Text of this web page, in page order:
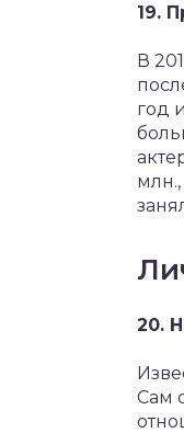
19.
В
год
20.
Сам